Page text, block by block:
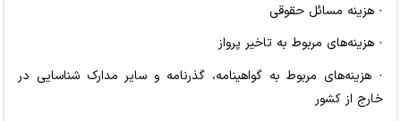
· هزینه مسائل حقوقی
· هزینه‌های مربوط به تاخیر پرواز
· هزینه‌های مربوط به گواهینامه، گذرنامه و سایر مدارک شناسایی در
خارج از کشور